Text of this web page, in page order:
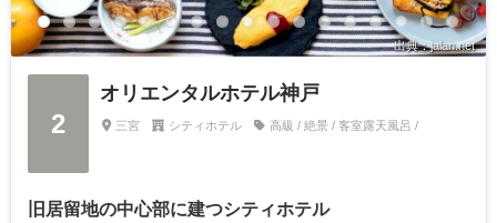
出典：jalan.net
2
オリエンタルホテル神戸
三宮 シティホテル 高級 / 絶景 / 客室露天風呂 /
旧居留地の中心部に建つシティホテル